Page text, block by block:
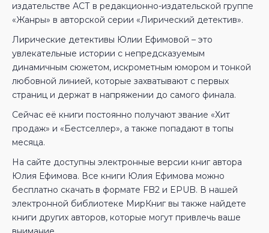
издательстве АСТ в редакционно-издательской группе
«Жанры» в авторской серии «Лирический детектив».
Лирические детективы Юлии Ефимовой – это
увлекательные истории с непредсказуемым
динамичным сюжетом, искрометным юмором и тонкой
любовной линией, которые захватывают с первых
страниц и держат в напряжении до самого финала.
Сейчас её книги постоянно получают звание «Хит
продаж» и «Бестселлер», а также попадают в топы
месяца.
На сайте доступны электронные версии книг автора
Юлия Ефимова. Все книги Юлия Ефимова можно
бесплатно скачать в формате FB2 и EPUB. В нашей
электронной библиотеке МирКниг вы также найдете
книги других авторов, которые могут привлечь ваше